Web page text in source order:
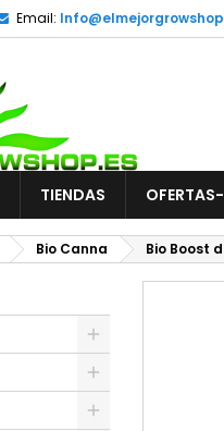
Email:
TIENDAS
Bio Canna Bio Boost